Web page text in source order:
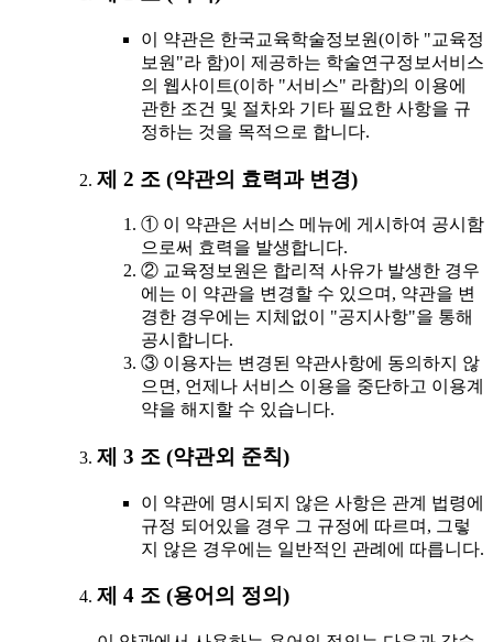
이 약관은 한국교육학술정보원(이하 "교육정
보원"라 함)이 제공하는 학술연구정보서비스
의 웹사이트(이하 "서비스" 라함)의 이용에
관한 조건 및 절차와 기타 필요한 사항을 규
정하는 것을 목적으로 합니다.
제 2 조 (약관의 효력과 변경)
① 이 약관은 서비스 메뉴에 게시하여 공시함
으로써 효력을 발생합니다.
② 교육정보원은 합리적 사유가 발생한 경우
에는 이 약관을 변경할 수 있으며, 약관을 변
경한 경우에는 지체없이 "공지사항"을 통해
공시합니다.
③ 이용자는 변경된 약관사항에 동의하지 않
으면, 언제나 서비스 이용을 중단하고 이용계
약을 해지할 수 있습니다.
제 3 조 (약관외 준칙)
이 약관에 명시되지 않은 사항은 관계 법령에
규정 되어있을 경우 그 규정에 따르며, 그렇
지 않은 경우에는 일반적인 관례에 따릅니다.
제 4 조 (용어의 정의)